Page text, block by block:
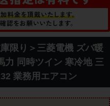
限り＞三菱電機 ズバ暖
力 同時ツイン 寒冷地 三
業務用エアコン